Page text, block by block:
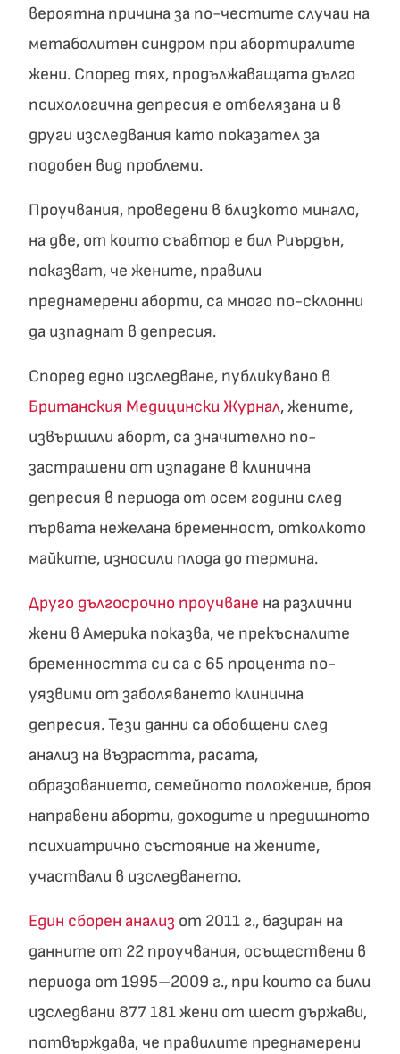
вероятна причина за по-честите случаи на
метаболитен синдром при абортиралите
жени. Според тях, продължаващата дълго
психологична депресия е отбелязана и в
други изследвания като показател за
подобен вид проблеми.
Проучвания, проведени в близкото минало,
на две, от които съавтор е бил Риърдън,
показват, че жените, правили
преднамерени аборти, са много по-склонни
да изпаднат в депресия.
Според едно изследване, публикувано в
Британския Медицински Журнал, жените,
извършили аборт, са значително по-
застрашени от изпадане в клинична
депресия в периода от осем години след
първата нежелана бременност, отколкото
майките, износили плода до термина.
Друго дългосрочно проучване на различни
жени в Америка показва, че прекъсналите
бременността си са с 65 процента по-
уязвими от заболяването клинична
депресия. Тези данни са обобщени след
анализ на възрастта, расата,
образованието, семейното положение, броя
направени аборти, доходите и предишното
психиатрично състояние на жените,
участвали в изследването.
Един сборен анализ от 2011 г., базиран на
данните от 22 проучвания, осъществени в
периода от 1995–2009 г., при които са били
изследвани 877 181 жени от шест държави,
потвърждава, че правилите преднамерени